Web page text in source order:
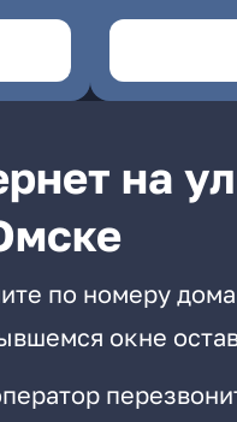
на ул
по номеру
окне